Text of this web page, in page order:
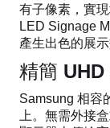
有子像素，實
LED Signage
產生出色的展示
精簡 UHD
Samsung 相容
上。無需外接